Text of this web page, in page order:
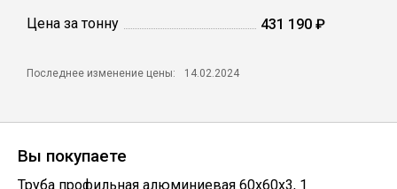
Проволока
Цена за тонну 431 190 ₽
Последнее изменение цены: 14.02.2024
Вы покупаете
Труба профильная алюминиевая 60х60х3, 1